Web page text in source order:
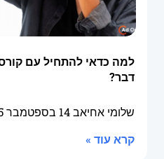
למה כדאי להתחיל עם קורס
דבר?
שלומי אחיאב14 בספטמבר 2025
קרא עוד »